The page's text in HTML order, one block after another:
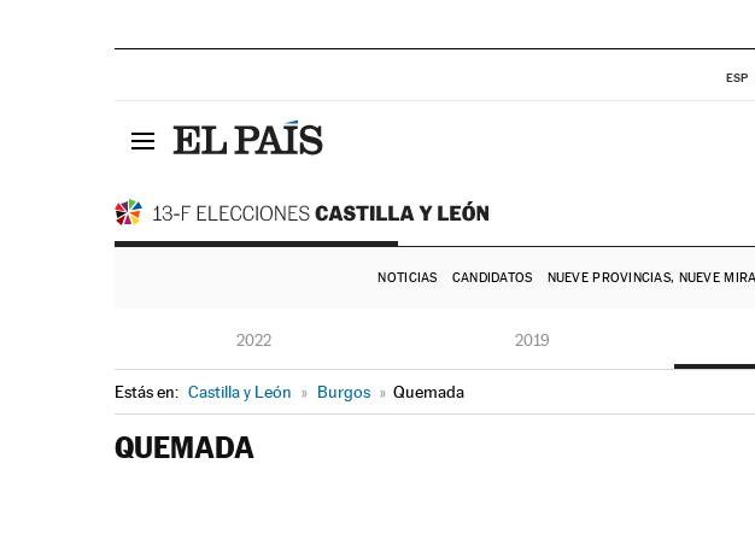
ESP
NOTICIAS CANDIDATOS NUEVE PROVINCIAS, NUEVE
2022 2019
Estás en: Castilla y León » Burgos » Quemada
QUEMADA